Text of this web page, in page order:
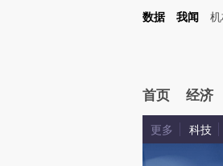
数据 我闻
首页 经济
更多 科技